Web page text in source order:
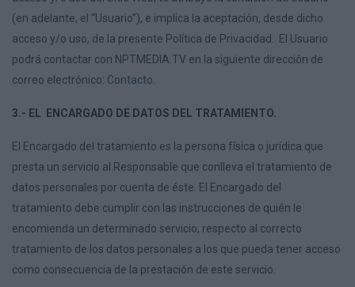
(en adelante, el “Usuario”), e implica la aceptación, desde dicho
acceso y/o uso, de la presente Política de Privacidad. El Usuario
podrá contactar con NPTMEDIA.TV en la siguiente dirección de
correo electrónico: Contacto
3.- EL ENCARGADO DE DATOS DEL TRATAMIENTO.
El Encargado del tratamiento es la persona física o jurídica que
presta un servicio al Responsable que conlleva el tratamiento de
datos personales por cuenta de éste. El Encargado del
tratamiento debe cumplir con las instrucciones de quién le
encomienda un determinado servicio, respecto al correcto
tratamiento de los datos personales a los que pueda tener acceso
como consecuencia de la prestación de este servicio.